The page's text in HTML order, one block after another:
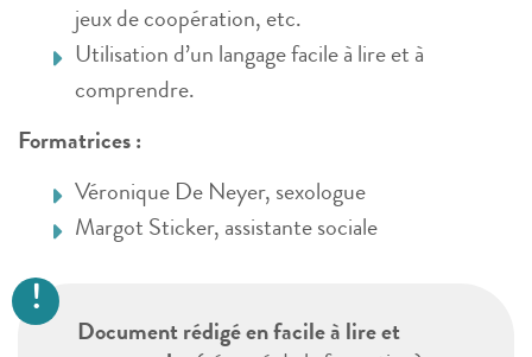
jeux de coopération, etc.
Utilisation d’un langage facile à lire et à
comprendre.
Formatrices :
Véronique De Neyer, sexologue
Margot Sticker, assistante sociale
Document rédigé en facile à lire et